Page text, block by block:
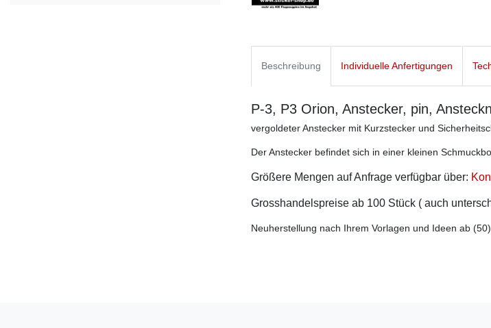
Beschreibung Individuelle Anfertigungen
P-3, P3 Orion, Anstecker, pin,
vergoldeter Anstecker mit Kurzstecker und
Der Anstecker befindet sich in einer kleinen
Größere Mengen auf Anfrage verfügbar über:
Grosshandelspreise ab 100 Stück ( auch
Neuherstellung nach Ihrem Vorlagen und Ideen ab